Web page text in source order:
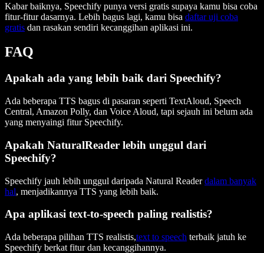
Kabar baiknya, Speechify punya versi gratis supaya kamu bisa coba
fitur-fitur dasarnya. Lebih bagus lagi, kamu bisa daftar uji coba
gratis dan rasakan sendiri kecanggihan aplikasi ini.
FAQ
Apakah ada yang lebih baik dari Speechify?
Ada beberapa TTS bagus di pasaran seperti TextAloud, Speech
Central, Amazon Polly, dan Voice Aloud, tapi sejauh ini belum ada
yang menyaingi fitur Speechify.
Apakah NaturalReader lebih unggul dari
Speechify?
Speechify jauh lebih unggul daripada Natural Readerdalam banyak
hal, menjadikannya TTS yang lebih baik.
Apa aplikasi text-to-speech paling realistis?
Ada beberapa pilihan TTS realistis,text to speech terbaik jatuh ke
Speechify berkat fitur dan kecanggihannya.